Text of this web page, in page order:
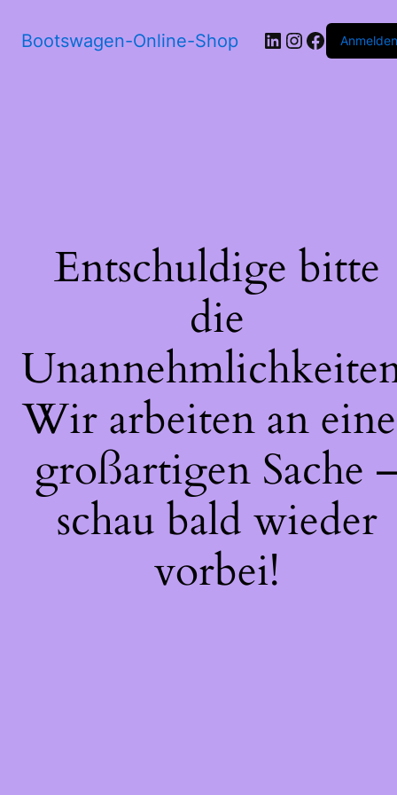
Bootswagen-Online-Shop LinkedIn
Instagram
Anmelden
Entschuldige bitte
die
Wir arbeiten an
großartigen Sache
schau bald wieder
vorbei!